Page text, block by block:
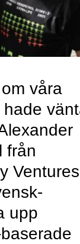
våra
från
Ventures
upp